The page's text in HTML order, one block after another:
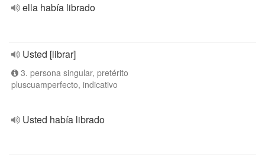
ella había librado
Usted [librar]
3. persona singular, pretérito
pluscuamperfecto, indicativo
Usted había librado